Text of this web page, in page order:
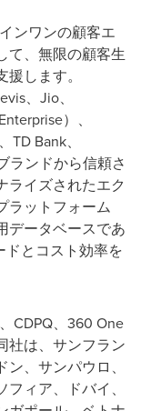
ンワンの顧客エ
て、無限の顧客生
します。
、Jio、
）、
Bank、
ランドから信頼さ
ライズされたエク
ラットフォーム
データベースであ
ドとコスト効率を
CDPQ、360 One
社は、サンフラン
、サンパウロ、
ィア、ドバイ、